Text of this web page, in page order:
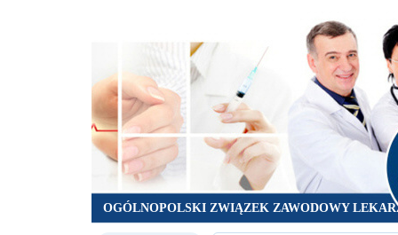
OGÓLNOPOLSKI ZWIĄZEK ZAWODOWY